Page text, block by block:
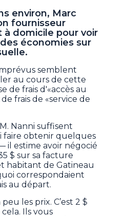
environ, Marc
fournisseur
domicile pour voir
économies sur
semblent
au cours de cette
de frais d'«accès au
frais de «service de
Nanni suffisent
faire obtenir quelques
il estime avoir négocié
$ sur sa facture
habitant de Gatineau
correspondaient
au départ.
les prix. C’est 2 $
Ils vous